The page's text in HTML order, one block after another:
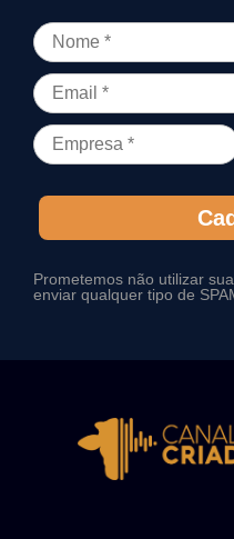
Prometemos não utilizar
enviar qualquer tipo de